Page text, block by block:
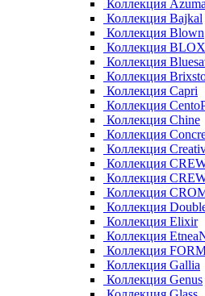
Коллекция
Коллекция Bajkal
Коллекция Blown
Коллекция BLOX
Коллекция
Коллекция
Коллекция Capri
Коллекция
Коллекция Chine
Коллекция
Коллекция
Коллекция
Коллекция
Коллекция
Коллекция
Коллекция Elixir
Коллекция
Коллекция
Коллекция Gallia
Коллекция Genus